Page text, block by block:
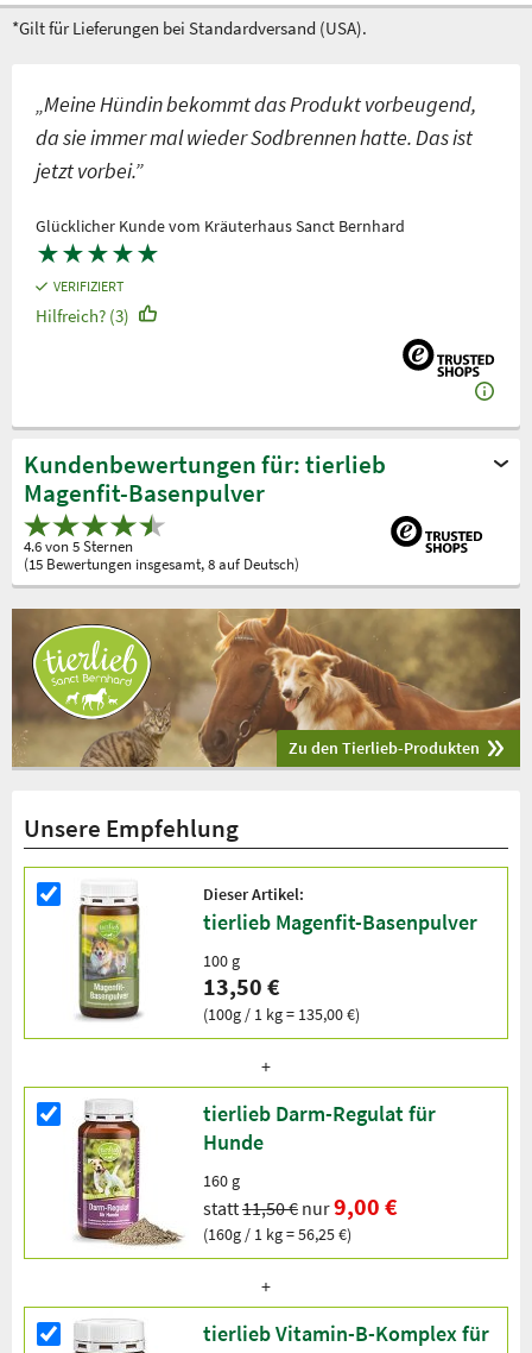
*Gilt für Lieferungen bei Standardversand (USA).
„Meine Hündin bekommt das Produkt vorbeugend,
da sie immer mal wieder Sodbrennen hatte. Das ist
jetzt vorbei.”
Glücklicher Kunde vom Kräuterhaus Sanct Bernhard
★★★★★
VERIFIZIERT
Hilfreich? (3)
Kundenbewertungen für: tierlieb
Magenfit-Basenpulver
4.6 von 5 Sternen
(15 Bewertungen insgesamt, 8 auf Deutsch)
Zu den Tierlieb-Produkten
Unsere Empfehlung
Dieser Artikel:
tierlieb Magenfit-Basenpulver
100 g
13,50 €
(100g / 1 kg = 135,00 €)
tierlieb Darm-Regulat für
Hunde
160 g
statt11,50 € nur9,00 €
(160g / 1 kg = 56,25 €)
tierlieb Vitamin-B-Komplex für